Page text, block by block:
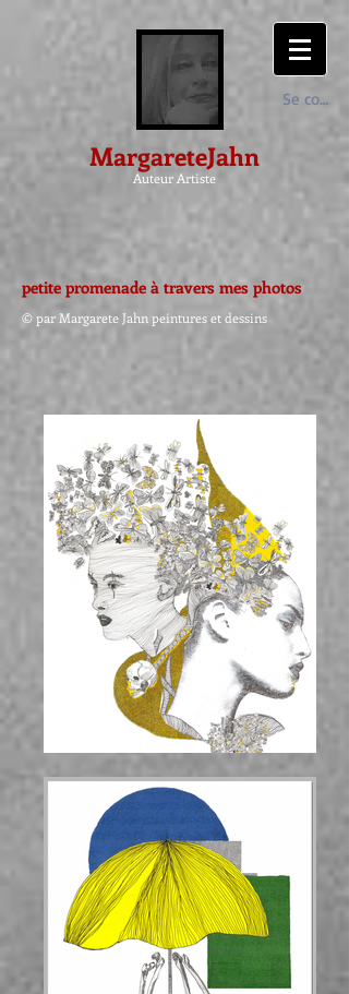
Se
MargareteJahn
Auteur Artiste
petite promenade à travers mes photos
© par Margarete Jahn peintures et dessins